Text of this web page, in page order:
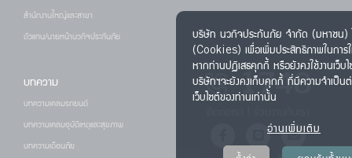
สำนักงานใหญ่และสาขา
ตัวแทน/นายหน้านวกิจประกันภัย
บทความ
บทความเคลมรถยนต์
บทความเคลมอุบัติเหตุและสุขภาพ
บทความเตือนภัย
1748
บริษัท นวกิจประกันภัย จำกัด (มหาชน)
(Cookies) เพื่อเพิ่มประสิทธิภาพในการ
หากท่านปฏิเสธคุกกี้ หรือยังคงใช้งานเว็บ
บริษัทฯจะยังคงเก็บคุกกี้ ที่มีความจำเป็นต่
เว็บไซต์ของท่านเท่านั้น
อ่านเพิ่มเติม